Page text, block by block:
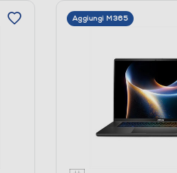
Aggiungi M365